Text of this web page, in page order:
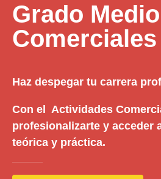
Grado
Haz despegar tu carrera
Con el Actividades
profesionalizarte y acceder
teórica y práctica.